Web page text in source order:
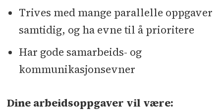
Trives med mange parallelle oppgaver
samtidig, og ha evne til å prioritere
Har gode samarbeids- og
kommunikasjonsevner
Dine arbeidsoppgaver vil være: